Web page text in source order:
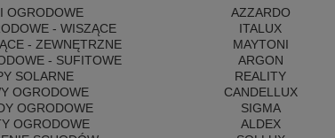
OGRODOWE
- WISZĄCE
- ZEWNĘTRZNE
- SUFITOWE
SOLARNE
OGRODOWE
OGRODOWE
OGRODOWE
AZZARDO
ITALUX
MAYTONI
ARGON
REALITY
CANDELLUX
SIGMA
ALDEX